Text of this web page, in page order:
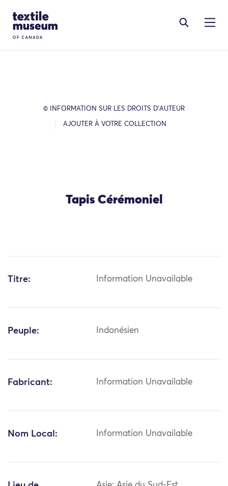
Site Logo
© INFORMATION SUR LES DROITS D’AUTEUR
AJOUTER À VOTRE COLLECTION
Tapis Cérémoniel
Titre: Information Unavailable
Peuple: Indonésien
Fabricant: Information Unavailable
Nom Local: Information Unavailable